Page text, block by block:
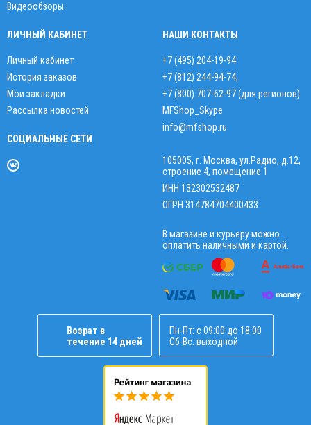
Видеообзоры
ЛИЧНЫЙ КАБИНЕТ
Личный кабинет
История заказов
Мои закладки
Рассылка новостей
СОЦИАЛЬНЫЕ СЕТИ
НАШИ КОНТАКТЫ
+7 (495) 204-19-94
+7 (812) 244-94-74,
+7 (800) 707-62-97 (для регионов)
MFShop_Skype
info@mfshop.ru
105005, г. Москва, ул.Радио, д.12,
строение 4, помещение 1
ИНН 132302532487
ОГРН 314784704400433
В магазине и курьеру можно
оплатить наличными и картой.
Возрат в
течение 14 дней
Пн-Пт: с 09:00 до 18:00
Сб-Вс: выходной